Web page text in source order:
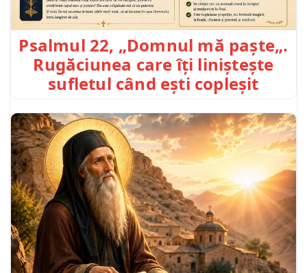
Psalmul 22, „Domnul mă paște„.
Rugăciunea care îți liniștește
sufletul când ești copleșit